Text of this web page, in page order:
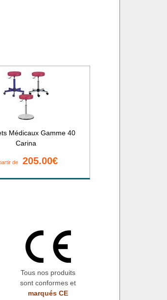
Médicaux Gamme 40
Carina
de 205.00€
Tous nos produits
sont conformes et
marqués CE